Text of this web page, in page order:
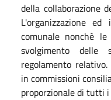
della collaborazione
L'organizzazione
comunale nonchè
svolgimento delle
regolamento
in commissioni
proporzionale di tutti